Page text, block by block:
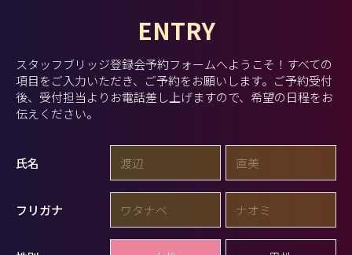
ENTRY
スタッフブリッジ登録会予約フォームへようこそ！ すべての
項目をご入力いただき、ご予約をお願いします。 ご予約受付
後、受付担当よりお電話差し上げますので、希望の日程をお
伝えください。
氏名
フリガナ